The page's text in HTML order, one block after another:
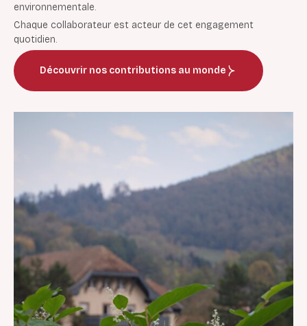
environnementale.
Chaque collaborateur est acteur de cet engagement
quotidien.
Découvrir nos contributions au monde